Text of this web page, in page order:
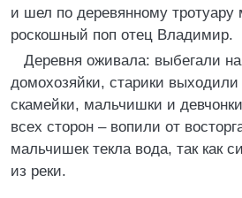
и шел по деревянному тротуару
роскошный поп отец Владимир.
Деревня оживала: выбегали
домохозяйки, старики
скамейки, мальчишки и
всех сторон – вопили от
мальчишек текла вода, так как
из реки.